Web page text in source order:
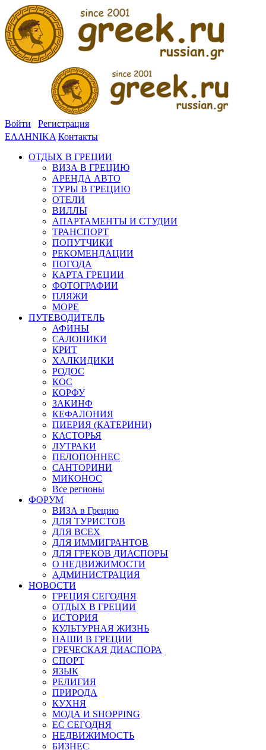
Войти
Регистрация
ΕΛΛΗΝΙΚΑ Контакты
ОТДЫХ В ГРЕЦИИ
ВИЗА В ГРЕЦИЮ
АРЕНДА АВТО
ТУРЫ В ГРЕЦИЮ
ОТЕЛИ
ВИЛЛЫ
АПАРТАМЕНТЫ И СТУДИИ
ТРАНСПОРТ
ПОПУТЧИКИ
РЕКОМЕНДАЦИИ
ПОГОДА
КАРТА ГРЕЦИИ
ФОТОГРАФИИ
ПЛЯЖИ
МОРЕ
ПУТЕВОДИТЕЛЬ
АФИНЫ
САЛОНИКИ
КРИТ
ХАЛКИДИКИ
РОДОС
КОС
КОРФУ
ЗАКИНФ
КЕФАЛОНИЯ
ПИЕРИЯ (КАТЕРИНИ)
КАСТОРЬЯ
ЛУТРАКИ
ПЕЛОПОННЕС
САНТОРИНИ
МИКОНОС
Все регионы
ФОРУМ
ВИЗА в Грецию
ДЛЯ ТУРИСТОВ
ДЛЯ ВСЕХ
ДЛЯ ИММИГРАНТОВ
ДЛЯ ГРЕКОВ ДИАСПОРЫ
О НЕДВИЖИМОСТИ
АДМИНИСТРАЦИЯ
НОВОСТИ
ГРЕЦИЯ СЕГОДНЯ
ОТДЫХ В ГРЕЦИИ
ИСТОРИЯ
КУЛЬТУРНАЯ ЖИЗНЬ
НАШИ В ГРЕЦИИ
ГРЕЧЕСКАЯ ДИАСПОРА
СПОРТ
ЯЗЫК
РЕЛИГИЯ
ПРИРОДА
КУХНЯ
МОДА И SHOPPING
ЕС СЕГОДНЯ
НЕДВИЖИМОСТЬ
БИЗНЕС